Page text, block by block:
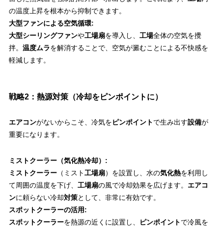
の温度上昇を根本から抑制できます。
大型ファンによる空気循環:
大型シーリングファンや工場扇を導入し、 工場全体の空気を攪
拌。 温度ムラを解消することで、空気が澱むことによる不快感を
軽減します。
戦略2：熱源対策（冷却をピンポイントに）
エアコンがないからこそ、冷気をピンポイントで生み出す設備が
重要になります。
ミストクーラー（気化熱冷却）:
ミストクーラー（ミスト工場扇）を設置し、水の気化熱を利用し
て周囲の温度を下げ、 工場扇の風で冷却効果を広げます。 エアコ
ンに頼らない冷却対策として、非常に有効です。
スポットクーラーの活用:
スポットクーラーを熱源の近くに設置し、 ピンポイントで冷風を